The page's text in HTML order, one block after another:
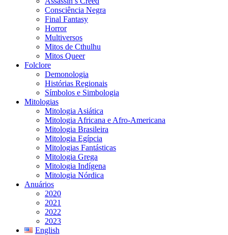
Consciência Negra
Final Fantasy
Horror
Multiversos
Mitos de Cthulhu
Mitos Queer
Folclore
Demonologia
Histórias Regionais
Símbolos e Simbologia
Mitologias
Mitologia Asiática
Mitologia Africana e Afro-Americana
Mitologia Brasileira
Mitologia Egípcia
Mitologias Fantásticas
Mitologia Grega
Mitologia Indígena
Mitologia Nórdica
Anuários
2020
2021
2022
2023
English